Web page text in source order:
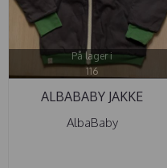
På lager i
116
ALBABABY JAKKE
JACKSON ...
AlbaBaby